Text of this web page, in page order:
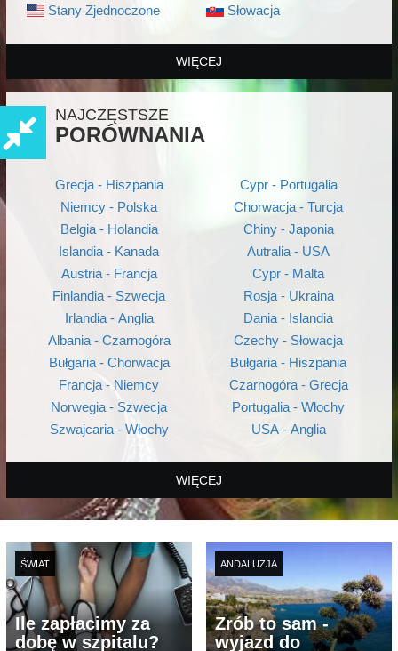
Stany Zjednoczone Słowacja
WIĘCEJ
NAJCZĘSTSZE
PORÓWNANIA
Grecja - Hiszpania
Niemcy - Polska
Belgia - Holandia
Islandia - Kanada
Austria - Francja
Finlandia - Szwecja
Irlandia - Anglia
Albania - Czarnogóra
Bułgaria - Chorwacja
Francja - Niemcy
Norwegia - Szwecja
Szwajcaria - Włochy
Cypr - Portugalia
Chorwacja - Turcja
Chiny - Japonia
Autralia - USA
Cypr - Malta
Rosja - Ukraina
Dania - Islandia
Czechy - Słowacja
Bułgaria - Hiszpania
Czarnogóra - Grecja
Portugalia - Włochy
USA - Anglia
WIĘCEJ
ŚWIAT
Ile zapłacimy za
dobę w szpitalu?
ANDALUZJA
Zrób to sam -
wyjazd do